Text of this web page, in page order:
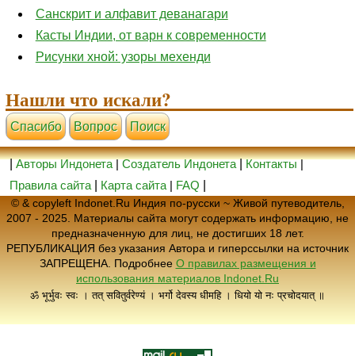
Санскрит и алфавит деванагари
Касты Индии, от варн к современности
Рисунки хной: узоры мехенди
Нашли что искали?
Cпасибо Вопрос Поиск
|Авторы Индонета|Создатель Индонета|Контакты|
Правила сайта
Карта сайта | FAQ
© & copyleft Indonet.Ru Индия по-русски ~ Живой путеводитель,
2007 - 2025. Материалы сайта могут содержать информацию, не
предназначенную для лиц, не достигших 18 лет.
РЕПУБЛИКАЦИЯ без указания Автора и гиперссылки на источник
ЗАПРЕЩЕНА. Подробнее О правилах размещения и
использования материалов Indonet.Ru
ॐ भूर्भुवः स्वः । तत् सवितुर्वरेण्यं । भर्गो देवस्य धीमहि । धियो यो नः प्रचोदयात् ॥